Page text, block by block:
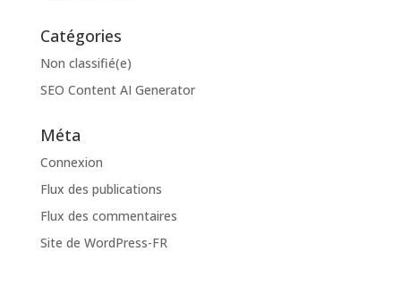
Catégories
Non classifié(e)
SEO Content AI Generator
Méta
Connexion
Flux des publications
Flux des commentaires
Site de WordPress-FR